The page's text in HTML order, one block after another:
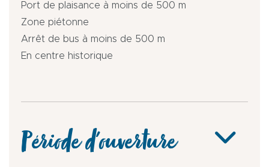
Port de plaisance à moins de 500 m
Zone piétonne
Arrêt de bus à moins de 500 m
En centre historique
Période d'ouverture